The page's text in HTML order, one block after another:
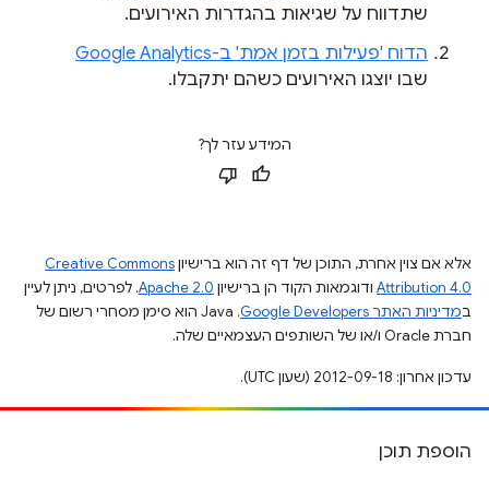
שתדווח על שגיאות בהגדרות האירועים.
הדוח 'פעילות בזמן אמת' ב-Google Analytics
שבו יוצגו האירועים כשהם יתקבלו.
המידע עזר לך?
אלא אם צוין אחרת, התוכן של דף זה הוא ברישיוןCreative Commons
Attribution 4.0 ודוגמאות הקוד הן ברישיון Apache 2.0. לפרטים, ניתן לעיין
במדיניות האתר Google Developers‏
.‏ Java הוא סימן מסחרי רשום של
חברת Oracle ו/או של השותפים העצמאיים שלה.
עדכון אחרון: 2012-09-18 (שעון UTC).
הוספת תוכן